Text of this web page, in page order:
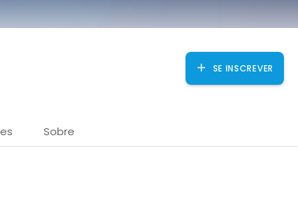
SE INSCREVER
Sobre